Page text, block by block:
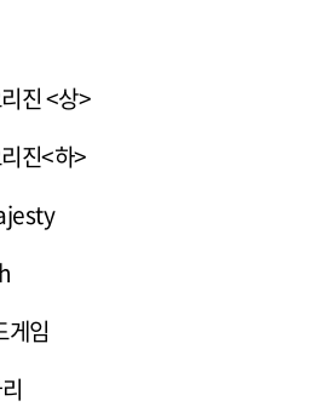
진 <상>
진<하>
게임